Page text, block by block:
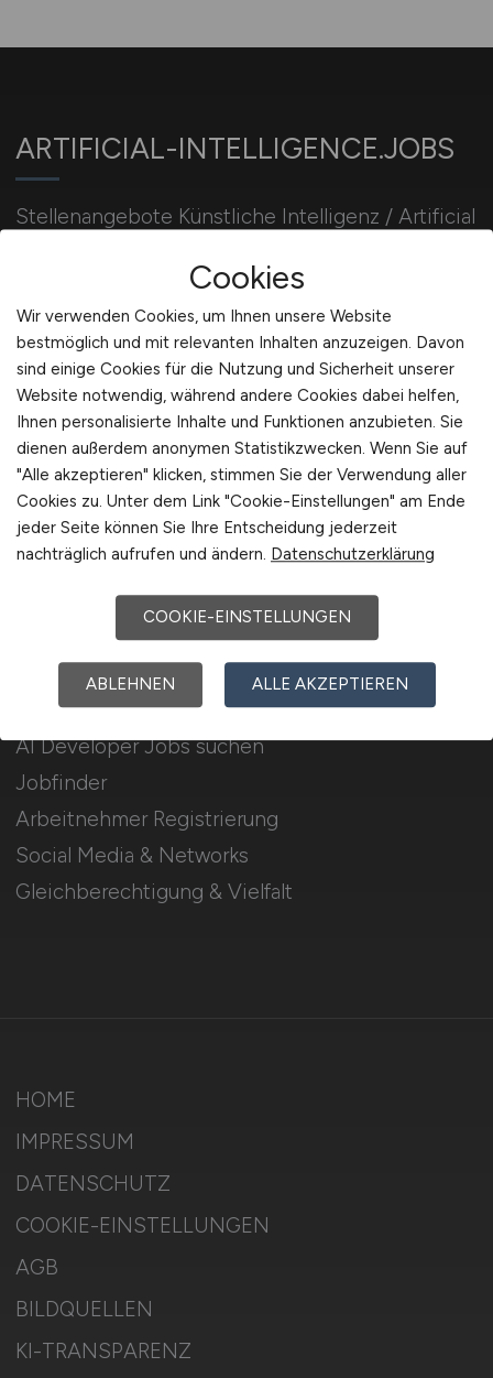
ARTIFICIAL-INTELLIGENCE.JOBS
Stellenangebote Künstliche Intelligenz / Artificial
Jobbörse. KI Jobsuche.
Für Arbeitnehmer
AI Developer Jobs suchen
Jobfinder
Arbeitnehmer Registrierung
Social Media & Networks
Gleichberechtigung & Vielfalt
Für Arbeitgeber
Stellenanzeigen schalten
Mediadaten & Konditionen
Arbeitgeber Seite
Arbeitgeber Kontakt
HOME
IMPRESSUM
DATENSCHUTZ
COOKIE-EINSTELLUNGEN
AGB
BILDQUELLEN
KI-TRANSPARENZ
Cookies
Wir verwenden Cookies, um Ihnen unsere Website
bestmöglich und mit relevanten Inhalten anzuzeigen. Davon
sind einige Cookies für die Nutzung und Sicherheit unserer
Website notwendig, während andere Cookies dabei helfen,
Ihnen personalisierte Inhalte und Funktionen anzubieten. Sie
dienen außerdem anonymen Statistikzwecken. Wenn Sie auf
"Alle akzeptieren" klicken, stimmen Sie der Verwendung aller
Cookies zu. Unter dem Link "Cookie-Einstellungen" am Ende
jeder Seite können Sie Ihre Entscheidung jederzeit
nachträglich aufrufen und ändern. Datenschutzerklärung
COOKIE-EINSTELLUNGEN
ABLEHNEN ALLE AKZEPTIEREN